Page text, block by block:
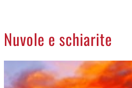
LA PIAZZA
ANIMALI
NECROLOGI
Nuvole e schiarite